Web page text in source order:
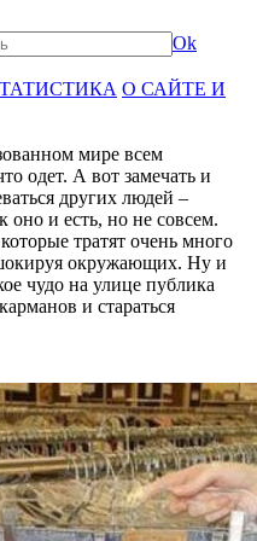
Ok
О САЙТЕ И
мире всем
одет. А вот замечать и
других людей –
и есть, но не совсем.
тратят очень много
окружающих. Ну и
чудо на улице публика
и стараться